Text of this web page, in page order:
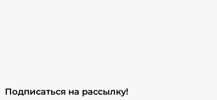
Подписаться на рассылкy!